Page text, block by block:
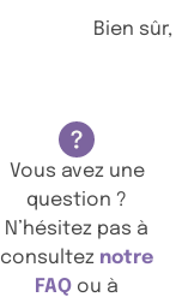
Bien
Vous avez une
question ?
N’hésitez pas à
consultez notre
FAQ ou à